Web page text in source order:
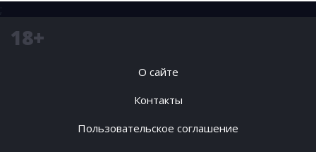
;
18+
О сайте
Контакты
Пользовательское соглашение